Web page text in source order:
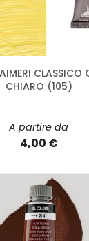
CLASSICO
CHIARO (105)
A partire da
4,00 €